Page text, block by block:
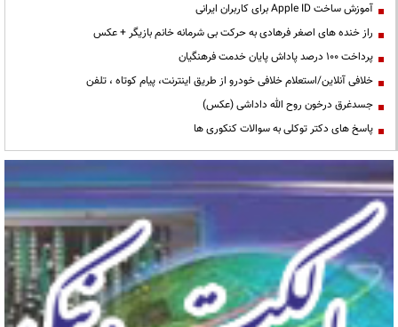
آموزش ساخت Apple ID برای کاربران ایرانی
راز خنده های اصغر فرهادی به حرکت بی شرمانه خانم بازیگر + عکس
پرداخت ۱۰۰ درصد پاداش پایان خدمت فرهنگیان
خلافی آنلاین/استعلام خلافی خودرو از طریق اینترنت، پیام کوتاه ، تلفن
جسدغرق درخون روح الله داداشی (عکس)
پاسخ های دکتر توکلی به سوالات کنکوری ها